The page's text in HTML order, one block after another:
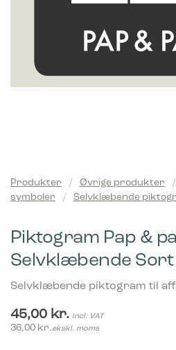
Produkter / Øvrige produkter /
symboler
/ Selvklæbende
Piktogram Pap &
Selvklæbende Sort
Selvklæbende piktogram til
45,00 kr. incl. VAT
36,00 kr.ekskl. moms